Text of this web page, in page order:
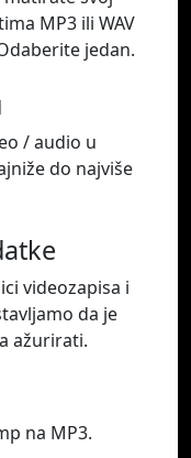
MP3 ili WAV
jedan.
/ audio u
do najviše
videozapisa i
da je
ažurirati.
na MP3.